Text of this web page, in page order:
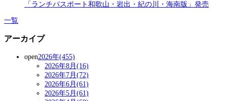
「ランチパスポート和歌山・岩出・紀の川・海南版」発売
一覧
アーカイブ
open2026年(455)
2026年8月(16)
2026年7月(72)
2026年6月(61)
2026年5月(61)